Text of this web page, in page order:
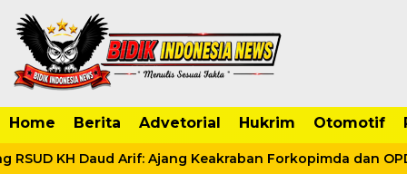
Home Berita Advetorial Hukrim Otomotif
KH Daud Arif: Ajang Keakraban Forkopimda dan